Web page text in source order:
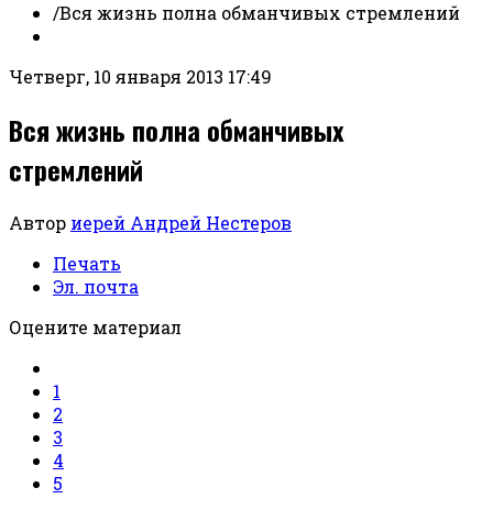
/Вся жизнь полна обманчивых стремлений
Четверг, 10 января 2013 17:49
Вся жизнь полна обманчивых
стремлений
Автор иерей Андрей Нестеров
Печать
Эл. почта
Оцените материал
1
2
3
4
5